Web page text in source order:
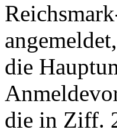
die
die in Ziff.